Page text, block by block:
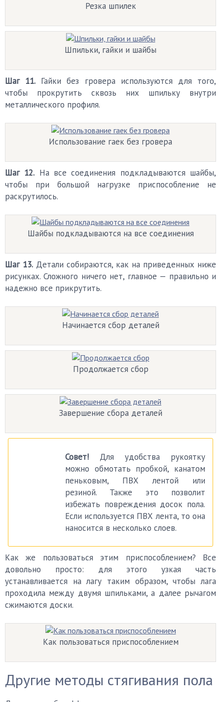
Резка шпилек
Шпильки, гайки и шайбы
Шаг 11. Гайки без гровера используются для того,
чтобы прокрутить сквозь них шпильку внутри
металлического профиля.
Использование гаек без гровера
Шаг 12. На все соединения подкладываются шайбы,
чтобы при большой нагрузке приспособление не
раскрутилось.
Шайбы подкладываются на все соединения
Шаг 13. Детали собираются, как на приведенных ниже
рисунках. Сложного ничего нет, главное — правильно и
надежно все прикрутить.
Начинается сбор деталей
Продолжается сбор
Завершение сбора деталей
Совет! Для удобства рукоятку
можно обмотать пробкой, канатом
пеньковым, ПВХ лентой или
резиной. Также это позволит
избежать повреждения досок пола.
Если используется ПВХ лента, то она
наносится в несколько слоев.
Как же пользоваться этим приспособлением? Все
довольно просто: для этого узкая часть
устанавливается на лагу таким образом, чтобы лага
проходила между двумя шпильками, а далее рычагом
сжимаются доски.
Как пользоваться приспособлением
Другие методы стягивания пола